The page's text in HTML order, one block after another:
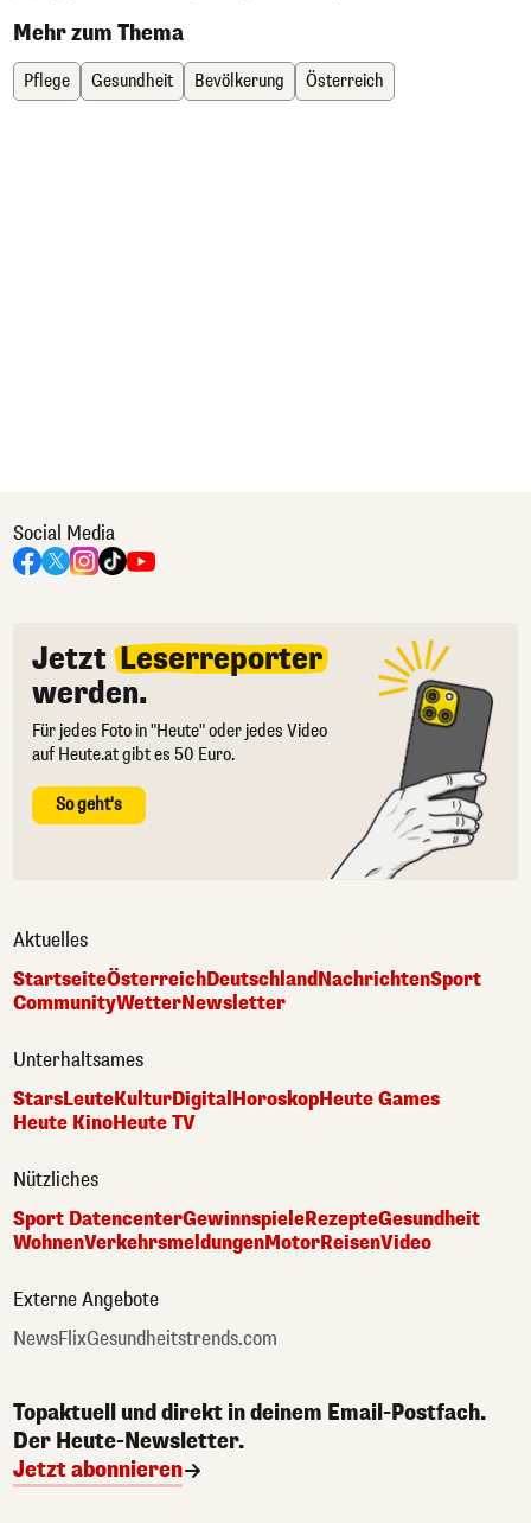
Mehr zum Thema
Pflege Gesundheit Bevölkerung Österreich
Social Media
Jetzt Leserreporter
werden.
Für jedes Foto in "Heute" oder jedes Video
auf Heute.at gibt es 50 Euro.
So geht's
Aktuelles
StartseiteÖsterreichDeutschlandNachrichtenSport
CommunityWetterNewsletter
Unterhaltsames
StarsLeuteKulturDigitalHoroskopHeute Games
Heute KinoHeute TV
Nützliches
Sport DatencenterGewinnspieleRezepteGesundheit
WohnenVerkehrsmeldungenMotorReisenVideo
Externe Angebote
NewsFlixGesundheitstrends.com
Topaktuell und direkt in deinem Email-Postfach.
Der Heute-Newsletter.
Jetzt abonnieren